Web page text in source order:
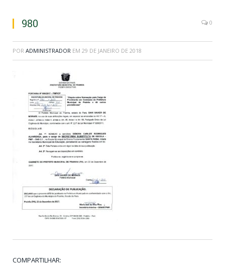
980 0
POR ADMINISTRADOR EM 29 DE JANEIRO DE 2018
COMPARTILHAR: